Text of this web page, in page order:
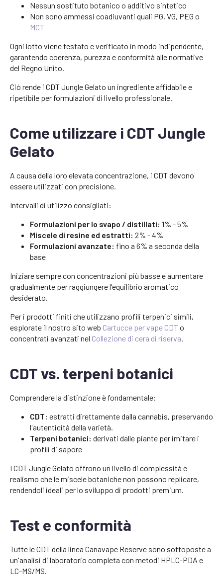
Nessun sostituto botanico o additivo sintetico
Non sono ammessi coadiuvanti quali PG, VG, PEG o
MCT
Ogni lotto viene testato e verificato in modo indipendente,
garantendo coerenza, purezza e conformità alle normative
del Regno Unito.
Ciò rende i CDT Jungle Gelato un ingrediente affidabile e
ripetibile per formulazioni di livello professionale.
Come utilizzare i CDT Jungle
Gelato
A causa della loro elevata concentrazione, i CDT devono
essere utilizzati con precisione.
Intervalli di utilizzo consigliati:
Formulazioni per lo svapo / distillati: 1% - 5%
Miscele di resine ed estratti: 2% - 4%
Formulazioni avanzate: fino a 6% a seconda della
base
Iniziare sempre con concentrazioni più basse e aumentare
gradualmente per raggiungere l'equilibrio aromatico
desiderato.
Per i prodotti finiti che utilizzano profili terpenici simili,
esplorate il nostro sito web Cartucce per vape CDTo
concentrati avanzati nel Collezione di cera di riserva.
CDT vs. terpeni botanici
Comprendere la distinzione è fondamentale:
CDT: estratti direttamente dalla cannabis, preservando
l'autenticità della varietà.
Terpeni botanici: derivati dalle piante per imitare i
profili di sapore
I CDT Jungle Gelato offrono un livello di complessità e
realismo che le miscele botaniche non possono replicare,
rendendoli ideali per lo sviluppo di prodotti premium.
Test e conformità
Tutte le CDT della linea Canavape Reserve sono sottoposte a
un'analisi di laboratorio completa con metodi HPLC-PDA e
LC-MS/MS.